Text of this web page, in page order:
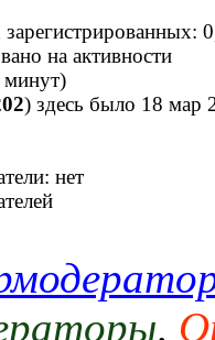
зарегистрированных:
на активности
минут)
) здесь было 18 мар
нет
,